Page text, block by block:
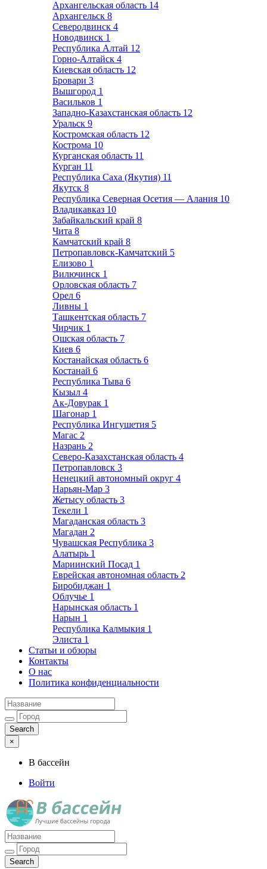
Архангельская область 14
Архангельск 8
Северодвинск 4
Новодвинск 1
Республика Алтай 12
Горно-Алтайск 4
Киевская область 12
Бровари 3
Вышгород 1
Васильков 1
Западно-Казахстанская область 12
Уральск 9
Костромская область 12
Кострома 10
Курганская область 11
Курган 11
Республика Саха (Якутия) 11
Якутск 8
Республика Северная Осетия — Алания 10
Владикавказ 10
Забайкальский край 8
Чита 8
Камчатский край 8
Петропавловск-Камчатский 5
Елизово 1
Вилючинск 1
Орловская область 7
Орел 6
Ливны 1
Ташкентская область 7
Чирчик 1
Ошская область 7
Киев 6
Костанайская область 6
Костанай 6
Республика Тыва 6
Кызыл 4
Ак-Довурак 1
Шагонар 1
Республика Ингушетия 5
Магас 2
Назрань 2
Северо-Казахстанская область 4
Петропавловск 3
Ненецкий автономный округ 4
Нарьян-Мар 3
Жетысу область 3
Текели 1
Магаданская область 3
Магадан 2
Чувашская Республика 3
Алатырь 1
Мариинский Посад 1
Еврейская автономная область 2
Биробиджан 1
Облучье 1
Нарынская область 1
Нарын 1
Республика Калмыкия 1
Элиста 1
Статьи и обзоры
Контакты
О нас
Политика конфиденциальности
×
В бассейн
Войти
Лучшие бассейны города